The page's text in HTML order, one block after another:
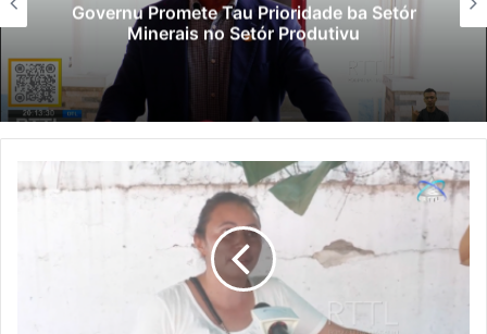
Governu Promete Tau Prioridade ba Setór
Minerais no Setór Produtivu